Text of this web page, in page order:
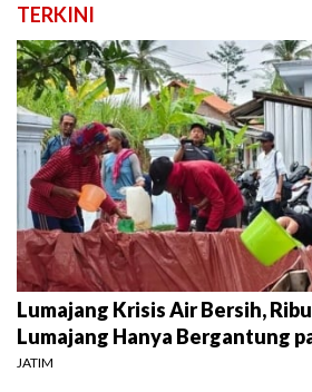
TERKINI
Lumajang Krisis Air Bersih,
Lumajang Hanya Bergantung
JATIM